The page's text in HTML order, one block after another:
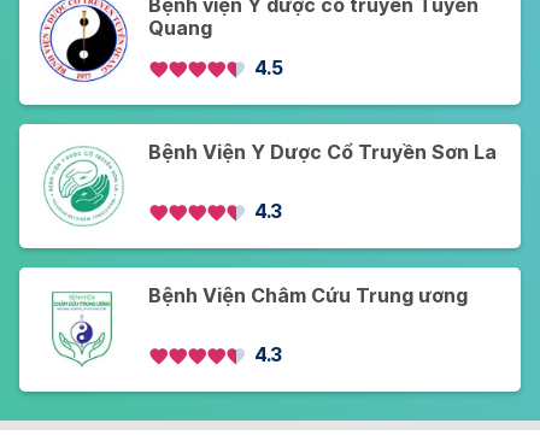
Bệnh viện Y dược cổ truyền Tuyên
Quang
4.5
Bệnh Viện Y Dược Cổ Truyền Sơn La
4.3
Bệnh Viện Châm Cứu Trung ương
4.3